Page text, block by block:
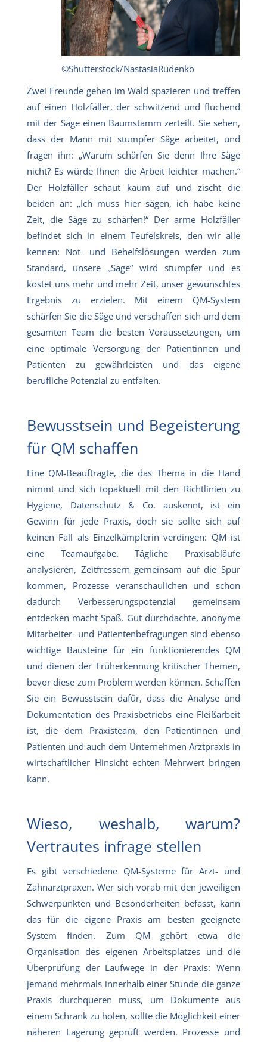
©Shutterstock/NastasiaRudenko
Zwei Freunde gehen im Wald spazieren und treffen
auf einen Holzfäller, der schwitzend und fluchend
mit der Säge einen Baumstamm zerteilt. Sie sehen,
dass der Mann mit stumpfer Säge arbeitet, und
fragen ihn: „Warum schärfen Sie denn Ihre Säge
nicht? Es würde Ihnen die Arbeit leichter machen.“
Der Holzfäller schaut kaum auf und zischt die
beiden an: „Ich muss hier sägen, ich habe keine
Zeit, die Säge zu schärfen!“ Der arme Holzfäller
befindet sich in einem Teufelskreis, den wir alle
kennen: Not- und Behelfslösungen werden zum
Standard, unsere „Säge“ wird stumpfer und es
kostet uns mehr und mehr Zeit, unser gewünschtes
Ergebnis zu erzielen. Mit einem QM-System
schärfen Sie die Säge und verschaffen sich und dem
gesamten Team die besten Voraussetzungen, um
eine optimale Versorgung der Patientinnen und
Patienten zu gewährleisten und das eigene
berufliche Potenzial zu entfalten.
Bewusstsein und Begeisterung
für QM schaffen
Eine QM-Beauftragte, die das Thema in die Hand
nimmt und sich topaktuell mit den Richtlinien zu
Hygiene, Datenschutz & Co. auskennt, ist ein
Gewinn für jede Praxis, doch sie sollte sich auf
keinen Fall als Einzelkämpferin verdingen: QM ist
eine Teamaufgabe. Tägliche Praxisabläufe
analysieren, Zeitfressern gemeinsam auf die Spur
kommen, Prozesse veranschaulichen und schon
dadurch Verbesserungspotenzial gemeinsam
entdecken macht Spaß. Gut durchdachte, anonyme
Mitarbeiter- und Patientenbefragungen sind ebenso
wichtige Bausteine für ein funktionierendes QM
und dienen der Früherkennung kritischer Themen,
bevor diese zum Problem werden können. Schaffen
Sie ein Bewusstsein dafür, dass die Analyse und
Dokumentation des Praxisbetriebs eine Fleißarbeit
ist, die dem Praxisteam, den Patientinnen und
Patienten und auch dem Unternehmen Arztpraxis in
wirtschaftlicher Hinsicht echten Mehrwert bringen
kann.
Wieso, weshalb, warum?
Vertrautes infrage stellen
Es gibt verschiedene QM-Systeme für Arzt- und
Zahnarztpraxen. Wer sich vorab mit den jeweiligen
Schwerpunkten und Besonderheiten befasst, kann
das für die eigene Praxis am besten geeignete
System finden. Zum QM gehört etwa die
Organisation des eigenen Arbeitsplatzes und die
Überprüfung der Laufwege in der Praxis: Wenn
jemand mehrmals innerhalb einer Stunde die ganze
Praxis durchqueren muss, um Dokumente aus
einem Schrank zu holen, sollte die Möglichkeit einer
näheren Lagerung geprüft werden. Prozesse und